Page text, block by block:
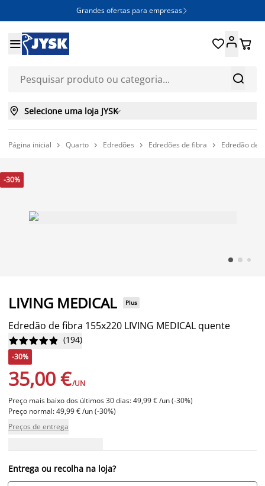
Grandes ofertas para empresas 


 
 Selecione uma loja JYSK
Página inicial  Quarto  Edredões  Edredões de fibra  Edredão de
-30%
LIVING MEDICAL Plus
Edredão de fibra 155x220 LIVING MEDICAL quente





 (194)
-30%
35,00 €/UN
Preço mais baixo dos últimos 30 dias: 49,99 € /un (-30%)
Preço normal: 49,99 € /un (-30%)
Preços de entrega
Entrega ou recolha na loja?